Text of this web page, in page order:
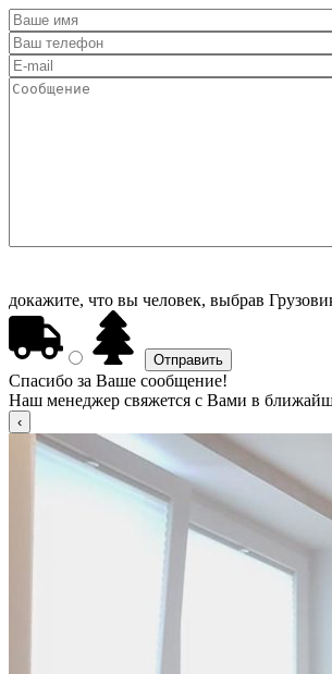
докажите, что вы человек, выбрав
Спасибо за Ваше сообщение!
Наш менеджер свяжется с Вами в